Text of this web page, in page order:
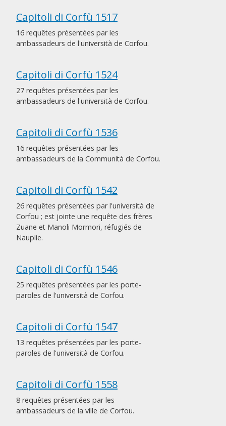
Capitoli di Corfù 1517
16 requêtes présentées par les
ambassadeurs de l'università de Corfou.
Capitoli di Corfù 1524
27 requêtes présentées par les
ambassadeurs de l'università de Corfou.
Capitoli di Corfù 1536
16 requêtes présentées par les
ambassadeurs de la Communità de Corfou.
Capitoli di Corfù 1542
26 requêtes présentées par l'università de
Corfou ; est jointe une requête des frères
Zuane et Manoli Mormori, réfugiés de
Nauplie.
Capitoli di Corfù 1546
25 requêtes présentées par les porte-
paroles de l'università de Corfou.
Capitoli di Corfù 1547
13 requêtes présentées par les porte-
paroles de l'università de Corfou.
Capitoli di Corfù 1558
8 requêtes présentées par les
ambassadeurs de la ville de Corfou.